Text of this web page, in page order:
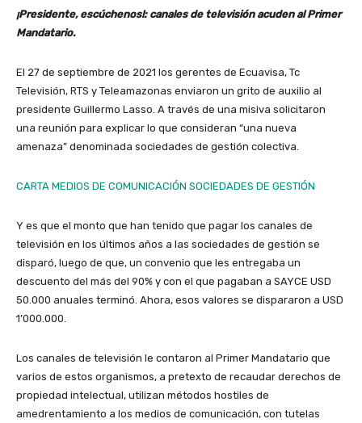
¡Presidente, escúchenos!: canales de televisión acuden al Primer
Mandatario.
El 27 de septiembre de 2021 los gerentes de Ecuavisa, Tc
Televisión, RTS y Teleamazonas enviaron un grito de auxilio al
presidente Guillermo Lasso. A través de una misiva solicitaron
una reunión para explicar lo que consideran “una nueva
amenaza” denominada sociedades de gestión colectiva.
CARTA MEDIOS DE COMUNICACIÓN SOCIEDADES DE GESTIÓN
Y es que el monto que han tenido que pagar los canales de
televisión en los últimos años a las sociedades de gestión se
disparó, luego de que, un convenio que les entregaba un
descuento del más del 90% y con el que pagaban a SAYCE USD
50.000 anuales terminó. Ahora, esos valores se dispararon a USD
1’000.000.
Los canales de televisión le contaron al Primer Mandatario que
varios de estos organismos, a pretexto de recaudar derechos de
propiedad intelectual, utilizan métodos hostiles de
amedrentamiento a los medios de comunicación, con tutelas